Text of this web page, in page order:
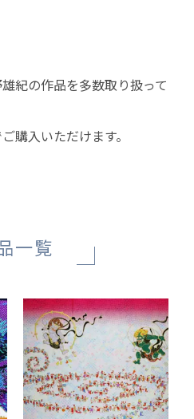
紀の作品を多数取り扱って
購入いただけます。
一覧